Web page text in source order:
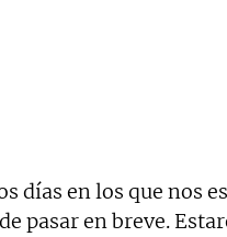
días en los que nos
pasar en breve.